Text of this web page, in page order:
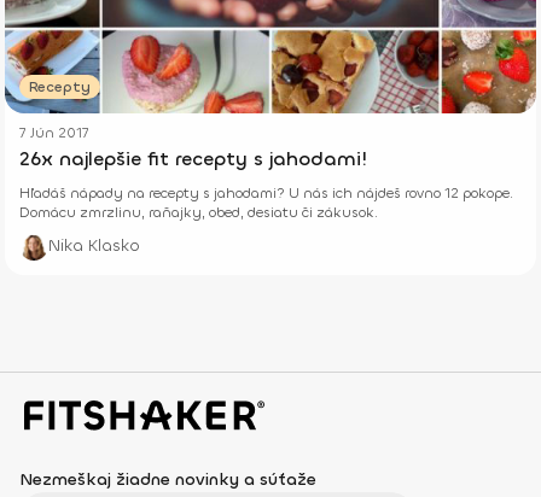
Recepty
7 Jún 2017
26x najlepšie fit recepty s jahodami!
Hľadáš nápady na recepty s jahodami? U nás ich nájdeš rovno 12 pokope.
Domácu zmrzlinu, raňajky, obed, desiatu či zákusok.
Nika Klasko
Nezmeškaj žiadne novinky a súťaže